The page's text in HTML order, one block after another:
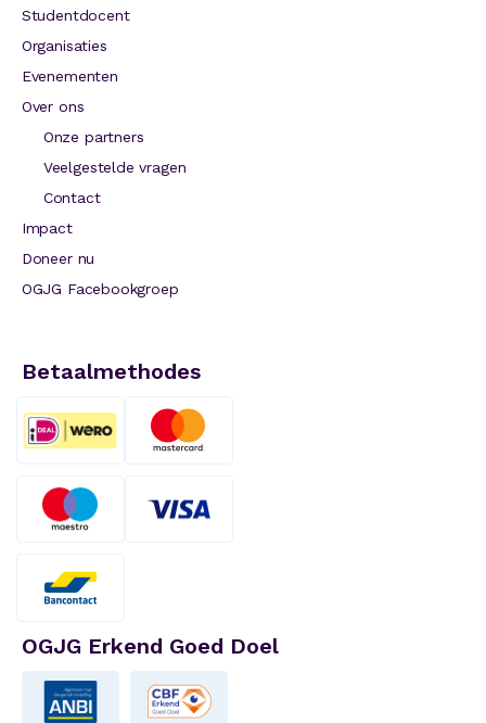
Studentdocent
Organisaties
Evenementen
Over ons
Onze partners
Veelgestelde vragen
Contact
Impact
Doneer nu
OGJG Facebookgroep
Betaalmethodes
OGJG Erkend Goed Doel